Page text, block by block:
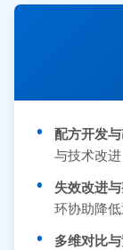
配方开发
与技术改进
失效改进
环协助降
多维对比